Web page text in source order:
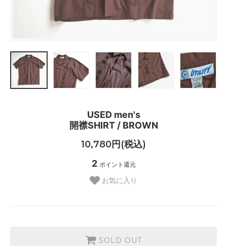
USED men's
開襟SHIRT / BROWN
10,780円(税込)
2 ポイント還元
お気に入り
SOLD OUT